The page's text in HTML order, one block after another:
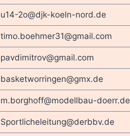
u14-2o@djk-koeln-nord.de
timo.boehmer31@gmail.com
pavdimitrov@gmail.com
basketworringen@gmx.de
m.borghoff@modellbau-doerr.de
Sportlicheleitung@derbbv.de